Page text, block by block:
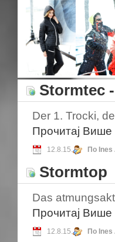
Stormtec
Der 1. Trocki,
Прочитај Више
12.8.15. По
Stormtop
Das
Прочитај Више
12.8.15. По Ines